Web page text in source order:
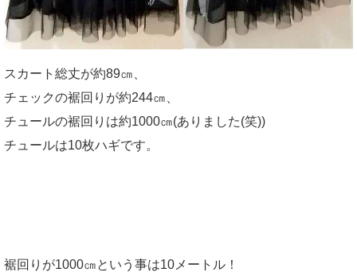
スカート総丈が約89㎝、
チェックの裾回りが約244㎝、
チュールの裾回りは約1000㎝(ありました(笑))
チュールは10枚ハギです。
裾回りが1000㎝という事は10メートル！